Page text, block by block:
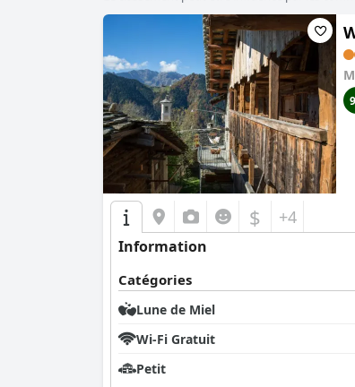
$ +4
Information
Catégories
Lune de Miel
Wi-Fi Gratuit
Petit